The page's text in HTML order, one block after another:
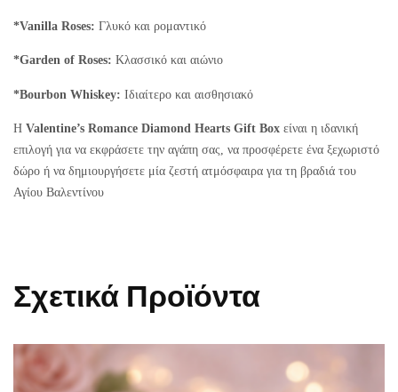
*Vanilla Roses: Γλυκό και ρομαντικό
*Garden of Roses: Κλασσικό και αιώνιο
*Bourbon Whiskey: Ιδιαίτερο και αισθησιακό
Η Valentine’s Romance Diamond Hearts Gift Box είναι η ιδανική
επιλογή για να εκφράσετε την αγάπη σας, να προσφέρετε ένα ξεχωριστό
δώρο ή να δημιουργήσετε μία ζεστή ατμόσφαιρα για τη βραδιά του
Αγίου Βαλεντίνου
Σχετικά Προϊόντα